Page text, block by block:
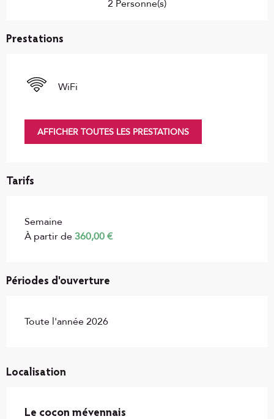
2 Personne(s)
Prestations
WiFi
AFFICHER TOUTES LES PRESTATIONS
Tarifs
Semaine
À partir de360,00 €
Périodes d'ouverture
Toute l'année 2026
Localisation
Le cocon mévennais